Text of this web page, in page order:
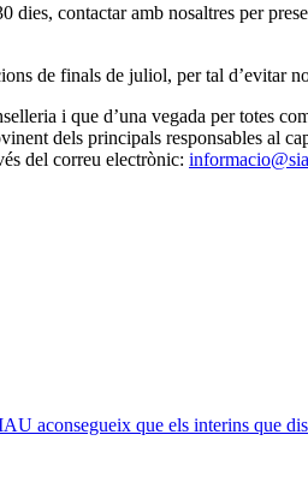
dies, contactar amb nosaltres per
de finals de juliol, per tal d’evitar
i que d’una vegada per totes
dels principals responsables al
del correu electrònic:
aconsegueix que els interins que